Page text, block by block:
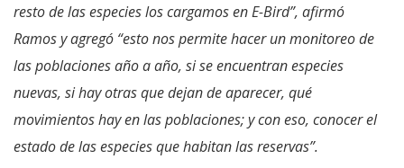
resto de las especies los cargamos en E-Bird”, afirmó
Ramos y agregó “esto nos permite hacer un monitoreo de
las poblaciones año a año, si se encuentran especies
nuevas, si hay otras que dejan de aparecer, qué
movimientos hay en las poblaciones; y con eso, conocer el
estado de las especies que habitan las reservas”.